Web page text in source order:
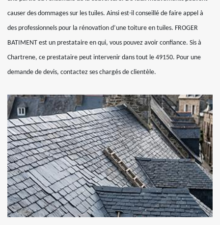
causer des dommages sur les tuiles. Ainsi est-il conseillé de faire appel à
des professionnels pour la rénovation d’une toiture en tuiles. FROGER
BATIMENT est un prestataire en qui, vous pouvez avoir confiance. Sis à
Chartrene, ce prestataire peut intervenir dans tout le 49150. Pour une
demande de devis, contactez ses chargés de clientèle.